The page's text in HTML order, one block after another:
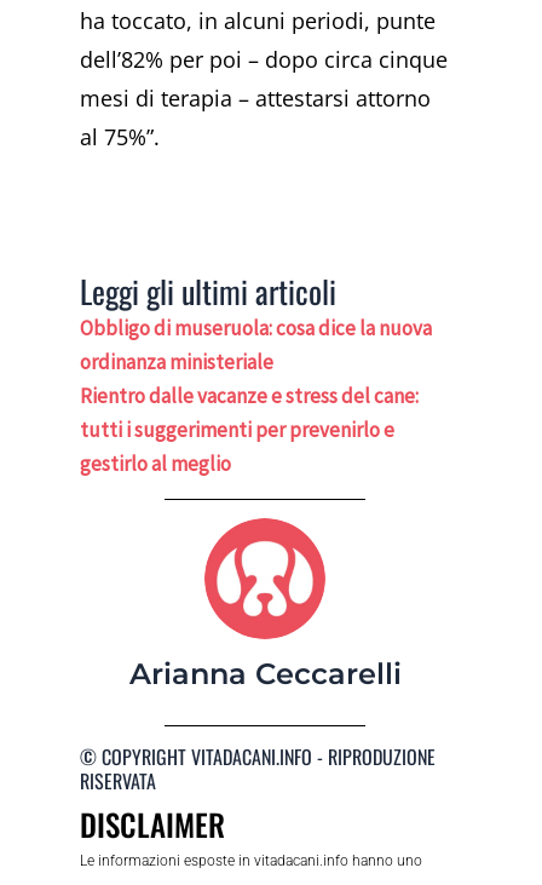
ha toccato, in alcuni periodi, punte
dell’82% per poi – dopo circa cinque
mesi di terapia – attestarsi attorno
al 75%”.
Leggi gli ultimi articoli
Obbligo di museruola: cosa dice la nuova
ordinanza ministeriale
Rientro dalle vacanze e stress del cane:
tutti i suggerimenti per prevenirlo e
gestirlo al meglio
Arianna Ceccarelli
© COPYRIGHT VITADACANI.INFO - RIPRODUZIONE
RISERVATA
DISCLAIMER
Le informazioni esposte in vitadacani.info hanno uno